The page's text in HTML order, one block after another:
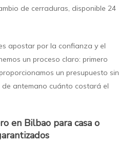
de cerraduras, disponible 24
apostar por la confianza y el
un proceso claro: primero
un presupuesto sin
de antemano cuánto costará el
en Bilbao para casa o